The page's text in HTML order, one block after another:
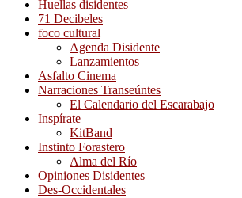
Huellas disidentes
71 Decibeles
foco cultural
Agenda Disidente
Lanzamientos
Asfalto Cinema
Narraciones Transeúntes
El Calendario del Escarabajo
Inspírate
KitBand
Instinto Forastero
Alma del Río
Opiniones Disidentes
Des-Occidentales